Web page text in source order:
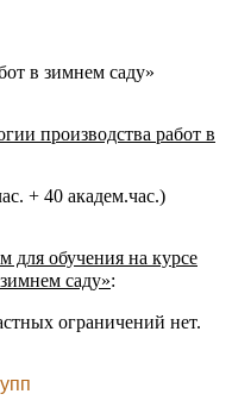
в зимнем саду»
производства работ в
+ 40 академ.час.)
для обучения на курсе
саду»:
ограничений нет.